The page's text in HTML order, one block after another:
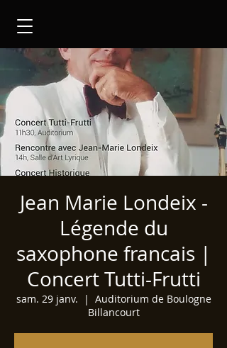
Jean Marie Londeix -
Légende du
saxophone francais |
Concert Tutti-Frutti
sam. 29 janv.
  |
Auditorium de Boulogne
Billancourt